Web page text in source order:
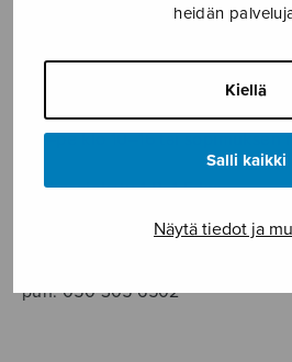
heidän
Kiellä
Salli kaikki
Näytä tiedot ja
Sulasol nuottikauppa
Myymälä avoinna
ma–pe klo 10–16 tai sopimuksen
Tallberginkatu 1 B, 1,5 krs.
puh. 050 305 6502